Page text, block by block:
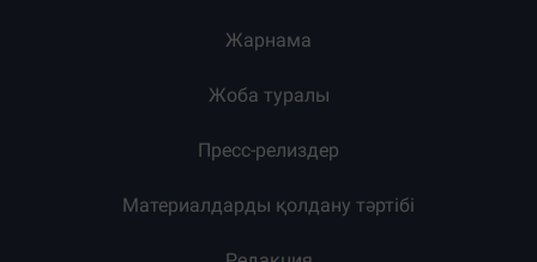
Жарнама
Жоба туралы
Пресс-релиздер
Материалдарды қолдану тәртібі